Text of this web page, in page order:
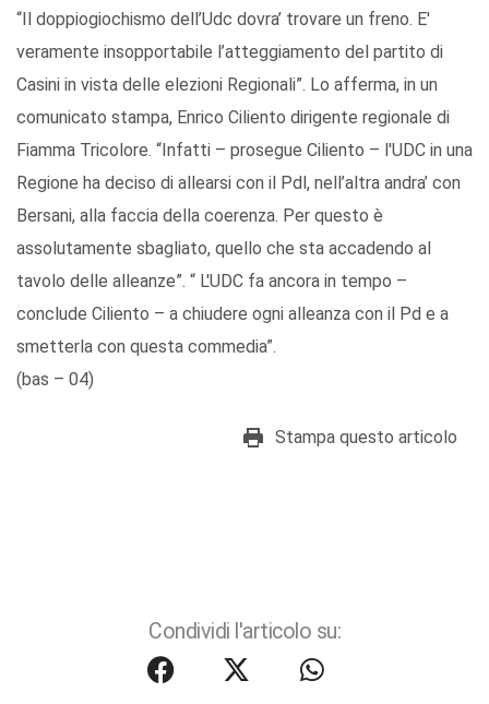
“Il doppiogiochismo dell’Udc dovra’ trovare un freno. E'
veramente insopportabile l’atteggiamento del partito di
Casini in vista delle elezioni Regionali”. Lo afferma, in un
comunicato stampa, Enrico Ciliento dirigente regionale di
Fiamma Tricolore. “Infatti – prosegue Ciliento – l'UDC in una
Regione ha deciso di allearsi con il Pdl, nell’altra andra’ con
Bersani, alla faccia della coerenza. Per questo è
assolutamente sbagliato, quello che sta accadendo al
tavolo delle alleanze”. “ L'UDC fa ancora in tempo –
conclude Ciliento – a chiudere ogni alleanza con il Pd e a
smetterla con questa commedia”.
(bas – 04)
Stampa questo articolo
Condividi l'articolo su: